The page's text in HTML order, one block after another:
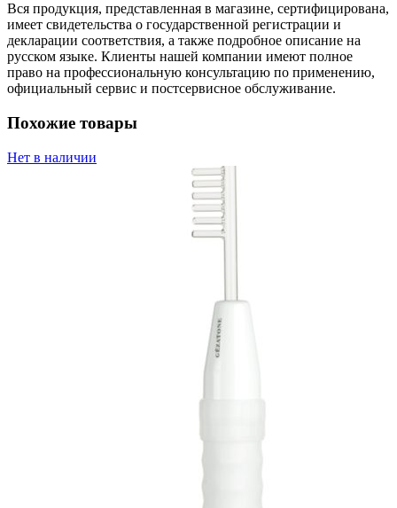
Вся продукция, представленная в магазине, сертифицирована,
имеет свидетельства о государственной регистрации и
декларации соответствия, а также подробное описание на
русском языке. Клиенты нашей компании имеют полное
право на профессиональную консультацию по применению,
официальный сервис и постсервисное обслуживание.
Похожие товары
Нет в наличии